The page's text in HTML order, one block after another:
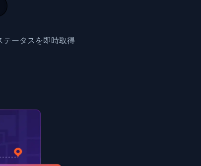
up",
REPUBLIC"
テータスを即時取得